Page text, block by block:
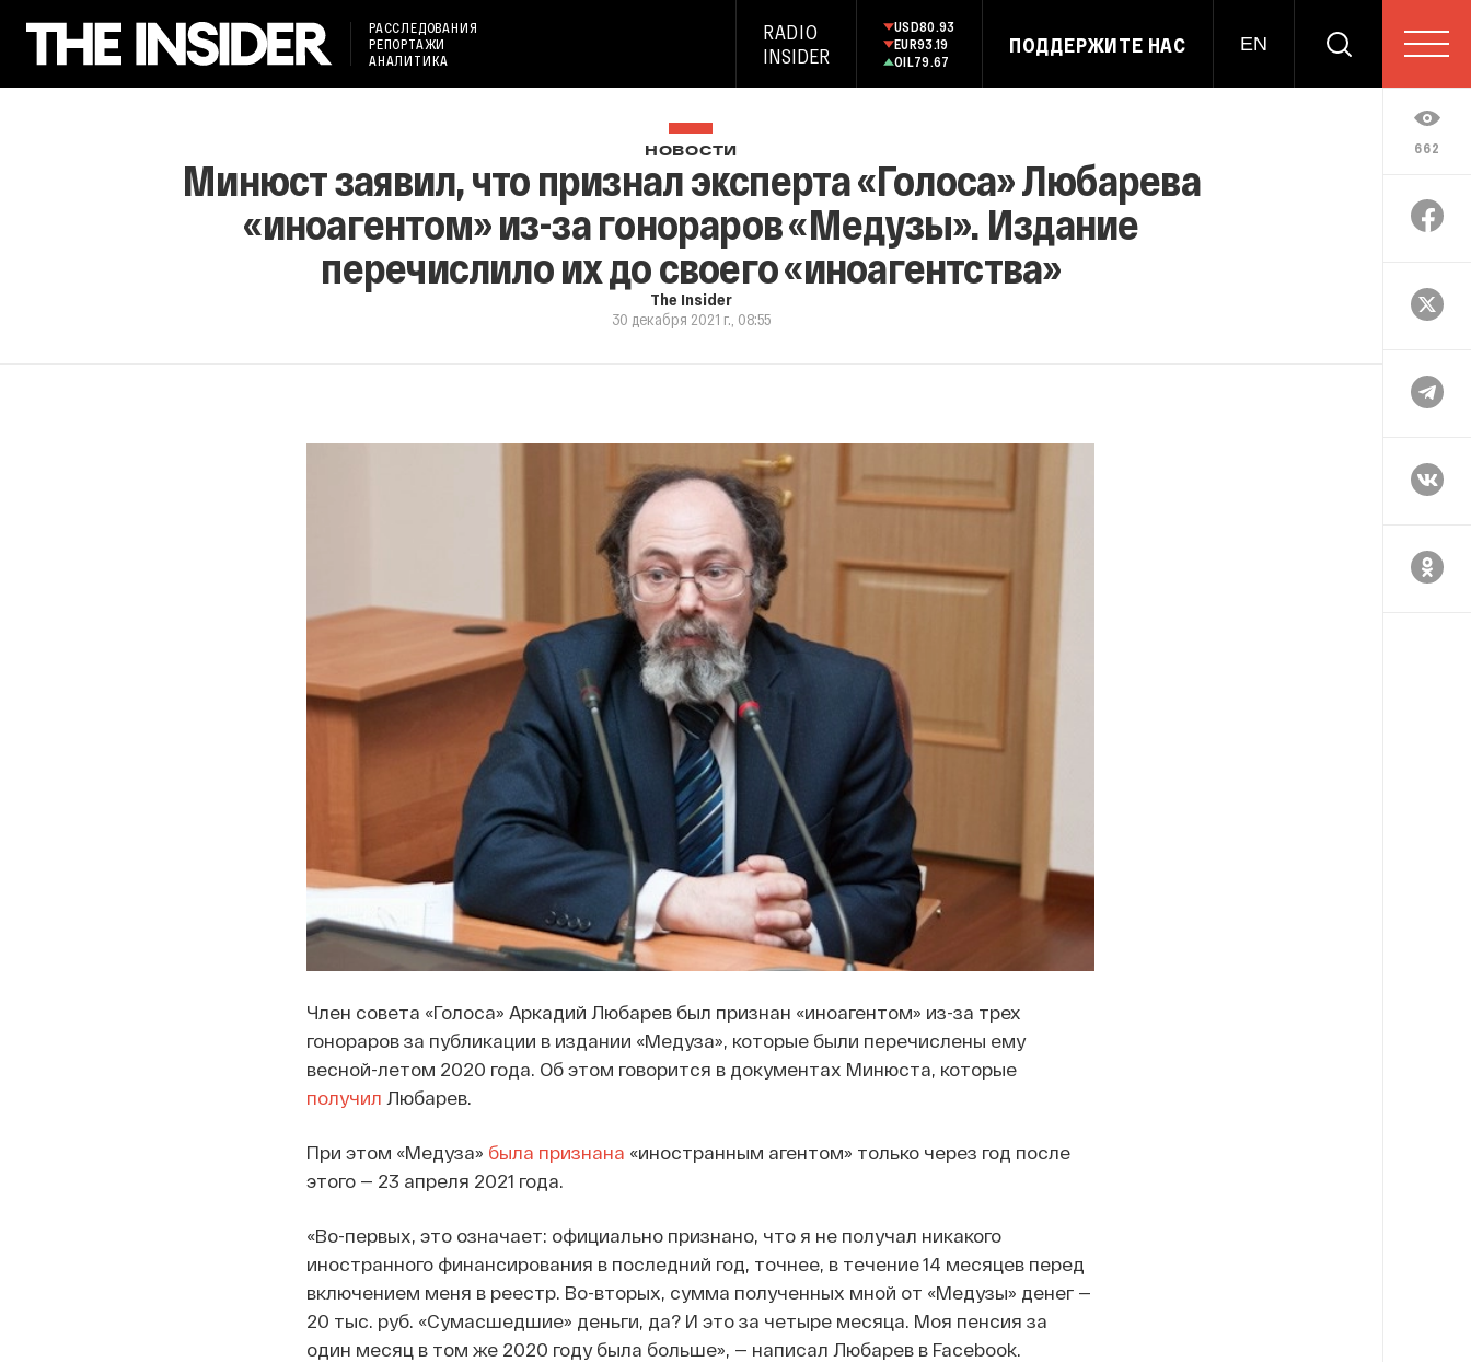
РАССЛЕДОВАНИЯ
РЕПОРТАЖИ
АНАЛИТИКА
RADIO
INSIDER
USD80.93
EUR93.19
OIL79.67
ПОДДЕРЖИТЕ НАС EN
662
НОВОСТИ
Минюст заявил, что признал эксперта «Голоса» Любарева
«иноагентом» из-за гонораров «Медузы». Издание
перечислило их до своего «иноагентства»
The Insider
30 декабря 2021 г., 08:55
Член совета «Голоса» Аркадий Любарев был признан «иноагентом» из-за трех
гонораров за публикации в издании «Медуза», которые были перечислены ему
весной-летом 2020 года. Об этом говорится в документах Минюста, которые
получил Любарев.
При этом «Медуза» была признана «иностранным агентом» только через год после
этого — 23 апреля 2021 года.
«Во-первых, это означает: официально признано, что я не получал никакого
иностранного финансирования в последний год, точнее, в течение 14 месяцев перед
включением меня в реестр. Во-вторых, сумма полученных мной от «Медузы» денег —
20 тыс. руб. «Сумасшедшие» деньги, да? И это за четыре месяца. Моя пенсия за
один месяц в том же 2020 году была больше», — написал Любарев в Facebook.